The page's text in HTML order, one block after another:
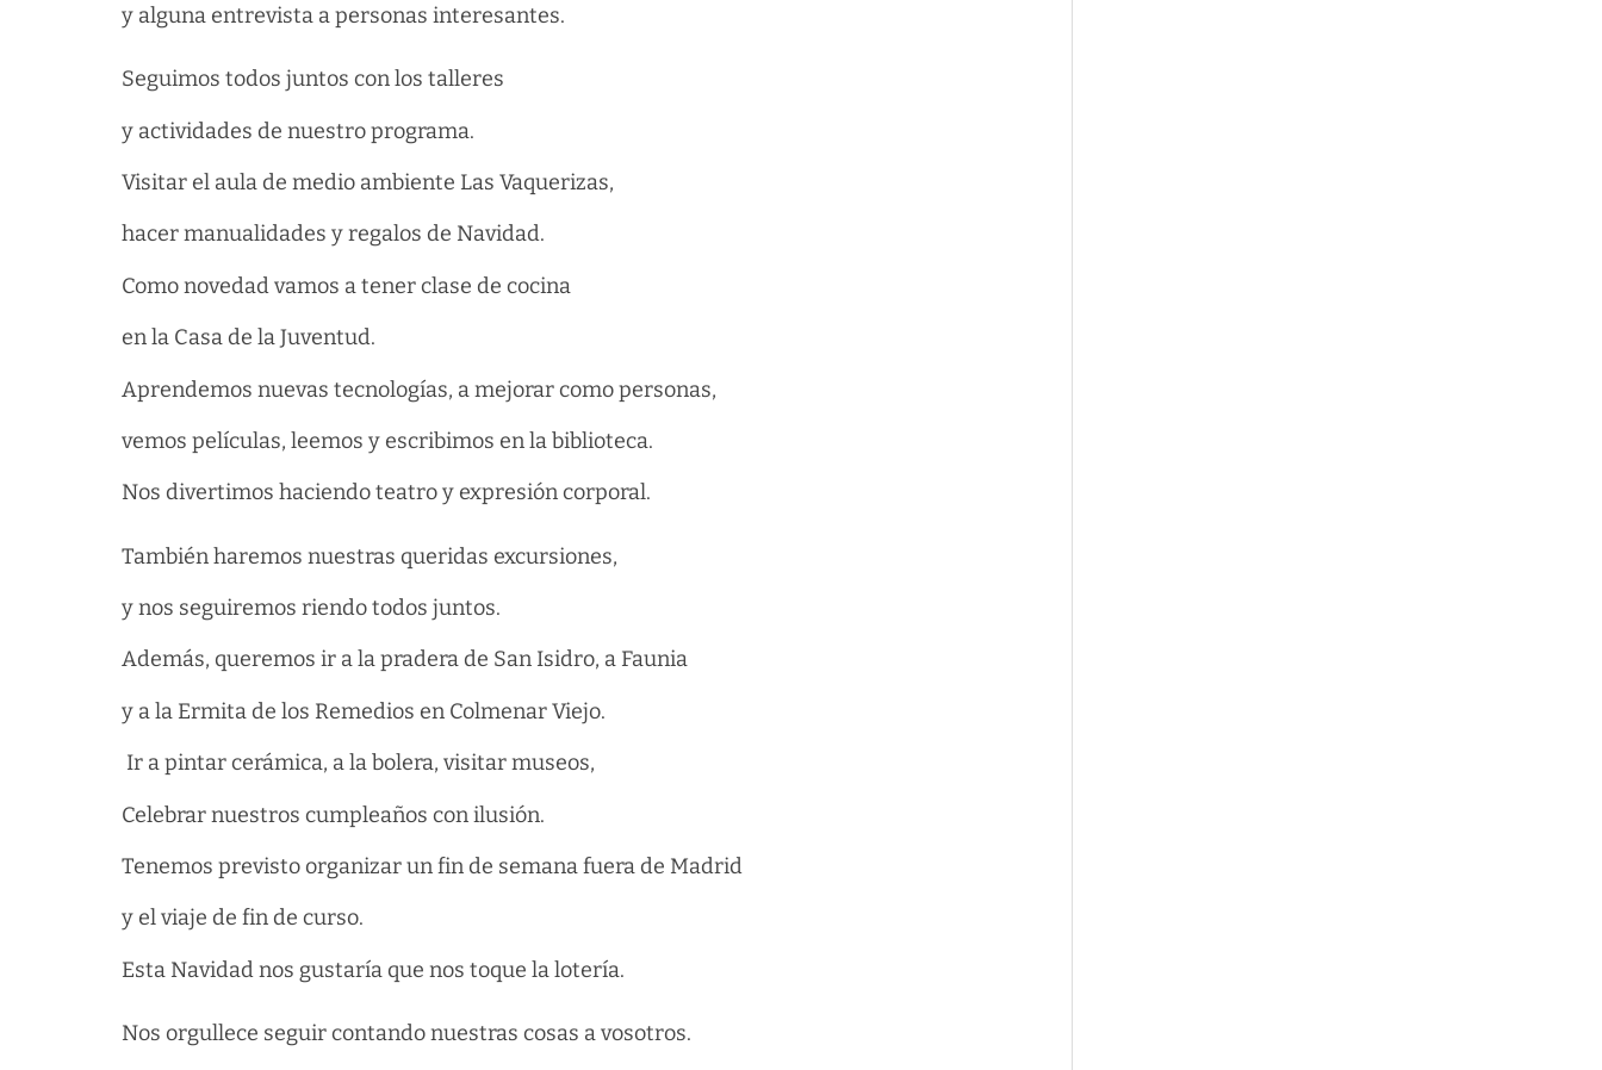
y alguna entrevista a personas interesantes.
Seguimos todos juntos con los talleres
y actividades de nuestro programa.
Visitar el aula de medio ambiente Las Vaquerizas,
hacer manualidades y regalos de Navidad.
Como novedad vamos a tener clase de cocina
en la Casa de la Juventud.
Aprendemos nuevas tecnologías, a mejorar como personas,
vemos películas, leemos y escribimos en la biblioteca.
Nos divertimos haciendo teatro y expresión corporal.
También haremos nuestras queridas excursiones,
y nos seguiremos riendo todos juntos.
Además, queremos ir a la pradera de San Isidro, a Faunia
y a la Ermita de los Remedios en Colmenar Viejo.
Ir a pintar cerámica, a la bolera, visitar museos,
Celebrar nuestros cumpleaños con ilusión.
Tenemos previsto organizar un fin de semana fuera de Madrid
y el viaje de fin de curso.
Esta Navidad nos gustaría que nos toque la lotería.
Nos orgullece seguir contando nuestras cosas a vosotros.